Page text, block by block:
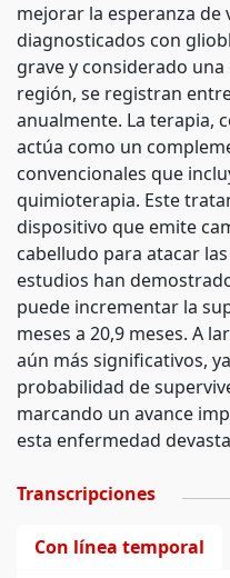
mejorar la esperanza de
diagnosticados con
grave y considerado
región, se registran
anualmente. La terapia,
actúa como un
convencionales que
quimioterapia. Este
dispositivo que emite
cabelludo para atacar
estudios han
puede incrementar la
meses a 20,9 meses. A
aún más significativos,
probabilidad de
marcando un avance
esta enfermedad
Transcripciones
Con línea temporal